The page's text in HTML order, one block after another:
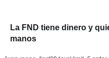
La FND tiene dinero y
manos